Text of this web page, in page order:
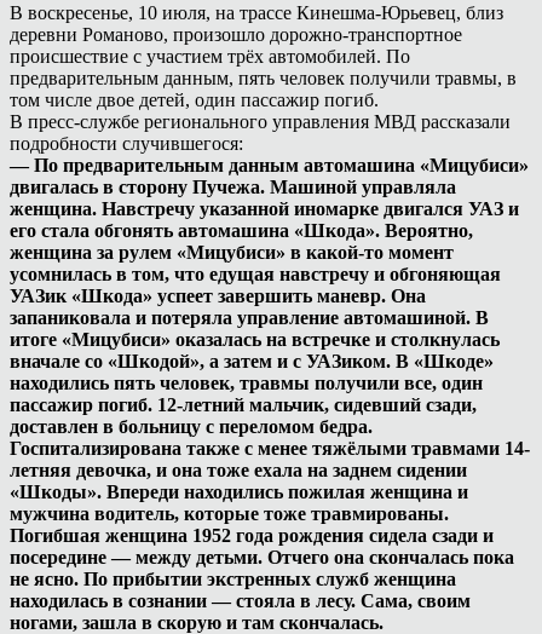
В воскресенье, 10 июля, на трассе Кинешма-Юрьевец, близ
деревни Романово, произошло дорожно-транспортное
происшествие с участием трёх автомобилей. По
предварительным данным, пять человек получили травмы, в
том числе двое детей, один пассажир погиб.
В пресс-службе регионального управления МВД рассказали
подробности случившегося:
— По предварительным данным автомашина «Мицубиси»
двигалась в сторону Пучежа. Машиной управляла
женщина. Навстречу указанной иномарке двигался УАЗ и
его стала обгонять автомашина «Шкода». Вероятно,
женщина за рулем «Мицубиси» в какой-то момент
усомнилась в том, что едущая навстречу и обгоняющая
УАЗик «Шкода» успеет завершить маневр. Она
запаниковала и потеряла управление автомашиной. В
итоге «Мицубиси» оказалась на встречке и столкнулась
вначале со «Шкодой», а затем и с УАЗиком. В «Шкоде»
находились пять человек, травмы получили все, один
пассажир погиб. 12-летний мальчик, сидевший сзади,
доставлен в больницу с переломом бедра.
Госпитализирована также с менее тяжёлыми травмами 14-
летняя девочка, и она тоже ехала на заднем сидении
«Шкоды». Впереди находились пожилая женщина и
мужчина водитель, которые тоже травмированы.
Погибшая женщина 1952 года рождения сидела сзади и
посередине — между детьми. Отчего она скончалась пока
не ясно. По прибытии экстренных служб женщина
находилась в сознании — стояла в лесу. Сама, своим
ногами, зашла в скорую и там скончалась.